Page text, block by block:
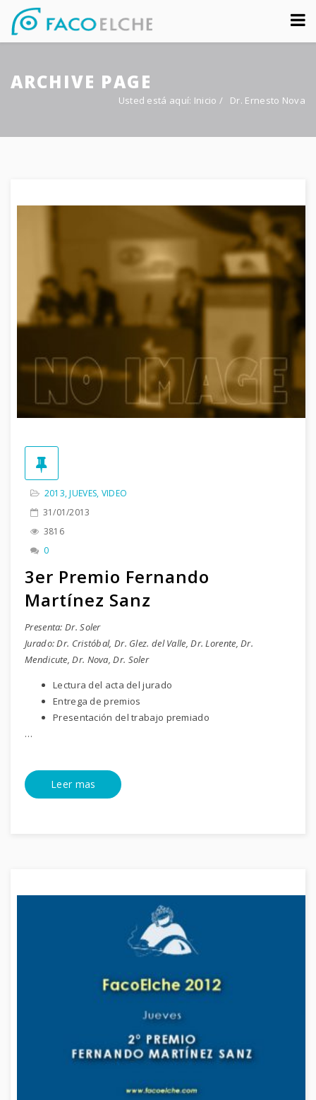
Sobre nosotros
Congreso
ARCHIVE PAGE
Usted está aquí: Inicio / Dr. Ernesto Nova
2013,JUEVES, VIDEO
31/01/2013
3816
0
3er Premio Fernando
Martínez Sanz
Presenta: Dr. Soler
Jurado: Dr. Cristóbal, Dr. Glez. del Valle, Dr. Lorente, Dr.
Mendicute, Dr. Nova, Dr. Soler
Lectura del acta del jurado
Entrega de premios
Presentación del trabajo premiado
…
Leer mas